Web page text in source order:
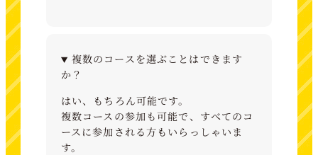
複数のコースを選ぶことはできます
か？
はい、もちろん可能です。
複数コースの参加も可能で、すべてのコ
ースに参加される方もいらっしゃいま
す。